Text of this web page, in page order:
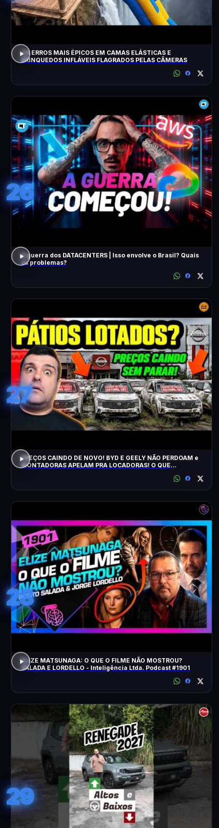
OS ERROS MAIS ÉPICOS EM CAMAS ELÁSTICAS E
BRINQUEDOS INFLÁVEIS FLAGRADOS PELAS CÂMERAS
26
A guerra dos DATACENTERS | Isso envolve o Brasil? Quais
os problemas?
27
PREÇOS CAINDO DE NOVO! BYD E GEELY NÃO PERDOAM e
MONTADORAS APELAM PRA LOCADORAS! O QUE
28
ELIZE MATSUNAGA: O QUE O FILME NÃO MOSTROU?
SALADA E LORDELLO - Inteligência Ltda. Podcast #1901
29